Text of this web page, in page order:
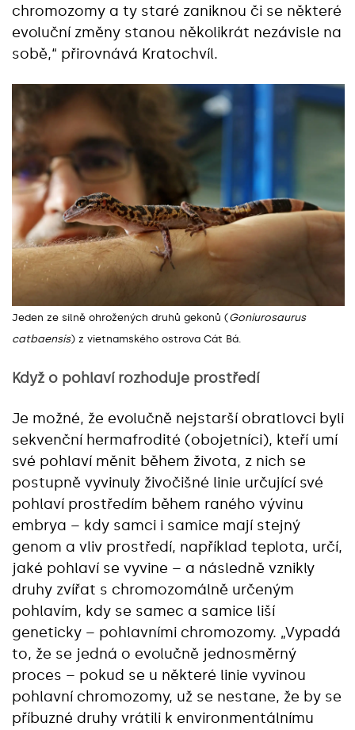
chromozomy a ty staré zaniknou či se některé
evoluční změny stanou několikrát nezávisle na
sobě,“‎ přirovnává Kratochvíl.
Jeden ze silně ohrožených druhů gekonů (Goniurosaurus
catbaensis) z vietnamského ostrova Cát Bá.
Když o pohlaví rozhoduje prostředí
Je možné, že evolučně nejstarší obratlovci byli
sekvenční hermafrodité (obojetníci), kteří umí
své pohlaví měnit během života, z nich se
postupně vyvinuly živočišné linie určující své
pohlaví prostředím během raného vývinu
embrya – kdy samci i samice mají stejný
genom a vliv prostředí, například teplota, určí,
jaké pohlaví se vyvine – a následně vznikly
druhy zvířat s chromozomálně určeným
pohlavím, kdy se samec a samice liší
geneticky – pohlavními chromozomy. „Vypadá
to, že se jedná o evolučně jednosměrný
proces – pokud se u některé linie vyvinou
pohlavní chromozomy, už se nestane, že by se
příbuzné druhy vrátili k environmentálnímu